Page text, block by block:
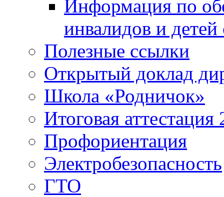
Информация по
инвалидов и
Полезные ссылки
Открытый доклад
Школа «Родничок»
Итоговая
Профориентация
Электробезопасность
ГТО